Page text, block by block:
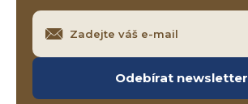
Odebírat newsletter